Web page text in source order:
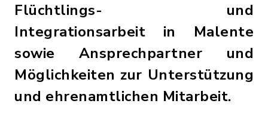
Flüchtlings- und
Integrationsarbeit in Malente
sowie Ansprechpartner und
Möglichkeiten zur Unterstützung
und ehrenamtlichen Mitarbeit.